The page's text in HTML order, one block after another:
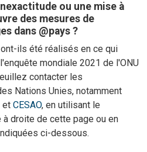
ou une mise à
des mesures de
dans @pays ?
ils été réalisés en ce qui
mondiale 2021 de l'ONU
contacter les
Nations Unies, notamment
et CESAO, en utilisant le
droite de cette page ou en
ci-dessous.